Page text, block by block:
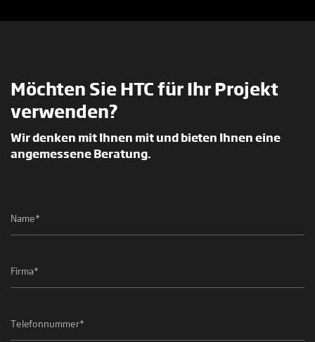
Möchten Sie HTC für Ihr Projekt
verwenden?
Wir denken mit Ihnen mit und bieten Ihnen eine
angemessene Beratung.